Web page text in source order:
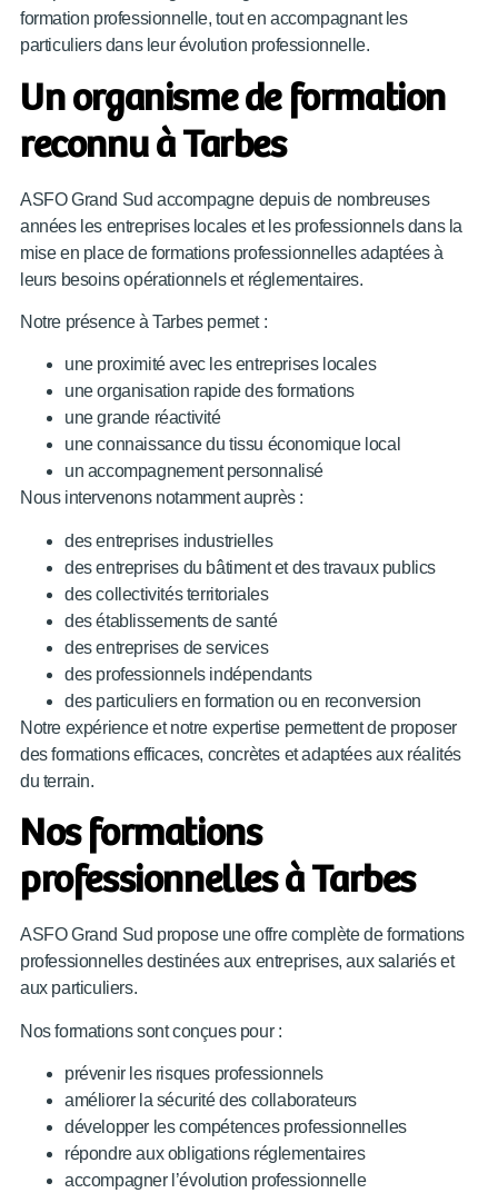
formation professionnelle, tout en accompagnant les
particuliers dans leur évolution professionnelle.
Un organisme de formation
reconnu à Tarbes
ASFO Grand Sud accompagne depuis de nombreuses
années les entreprises locales et les professionnels dans la
mise en place de formations professionnelles adaptées à
leurs besoins opérationnels et réglementaires.
Notre présence à Tarbes permet :
une proximité avec les entreprises locales
une organisation rapide des formations
une grande réactivité
une connaissance du tissu économique local
un accompagnement personnalisé
Nous intervenons notamment auprès :
des entreprises industrielles
des entreprises du bâtiment et des travaux publics
des collectivités territoriales
des établissements de santé
des entreprises de services
des professionnels indépendants
des particuliers en formation ou en reconversion
Notre expérience et notre expertise permettent de proposer
des formations efficaces, concrètes et adaptées aux réalités
du terrain.
Nos formations
professionnelles à Tarbes
ASFO Grand Sud propose une offre complète de formations
professionnelles destinées aux entreprises, aux salariés et
aux particuliers.
Nos formations sont conçues pour :
prévenir les risques professionnels
améliorer la sécurité des collaborateurs
développer les compétences professionnelles
répondre aux obligations réglementaires
accompagner l’évolution professionnelle